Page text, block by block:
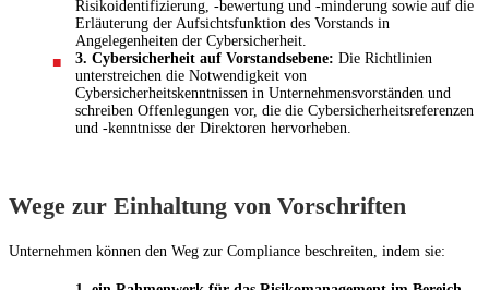
Risikoidentifizierung, -bewertung und -minderung sowie auf die
Erläuterung der Aufsichtsfunktion des Vorstands in
Angelegenheiten der Cybersicherheit.
3. Cybersicherheit auf Vorstandsebene: Die Richtlinien
unterstreichen die Notwendigkeit von
Cybersicherheitskenntnissen in Unternehmensvorständen und
schreiben Offenlegungen vor, die die Cybersicherheitsreferenzen
und -kenntnisse der Direktoren hervorheben.
Wege zur Einhaltung von Vorschriften
Unternehmen können den Weg zur Compliance beschreiten, indem sie: